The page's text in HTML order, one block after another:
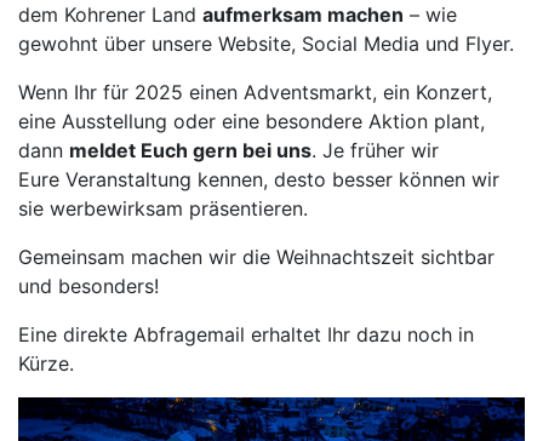
dem Kohrener Land aufmerksam machen – wie
gewohnt über unsere Website, Social Media und Flyer.
Wenn Ihr für 2025 einen Adventsmarkt, ein Konzert,
eine Ausstellung oder eine besondere Aktion plant,
dann meldet Euch gern bei uns. Je früher wir
Eure Veranstaltung kennen, desto besser können wir
sie werbewirksam präsentieren.
Gemeinsam machen wir die Weihnachtszeit sichtbar
und besonders!
Eine direkte Abfragemail erhaltet Ihr dazu noch in
Kürze.